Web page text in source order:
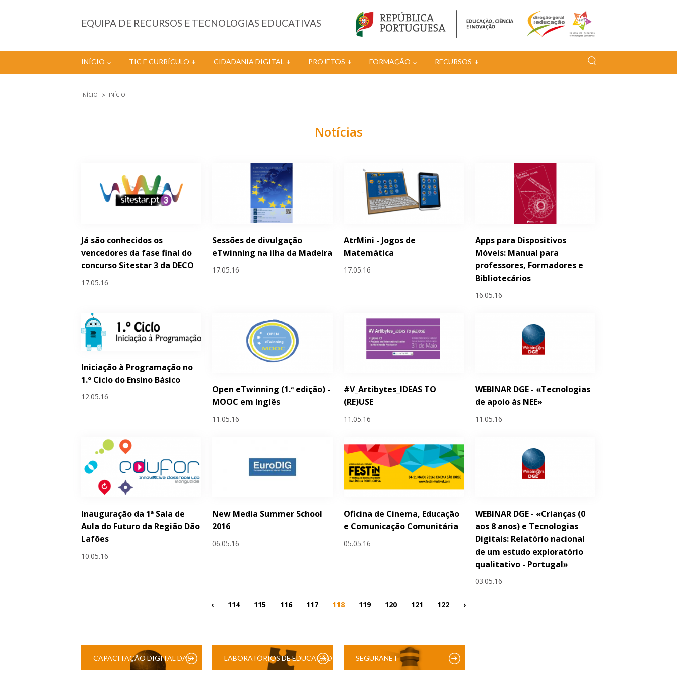
EQUIPA DE RECURSOS E TECNOLOGIAS EDUCATIVAS
INÍCIO TIC E CURRÍCULO CIDADANIA DIGITAL PROJETOS FORMAÇÃO RECURSOS
INÍCIO INÍCIO
Notícias
Já são conhecidos os
vencedores da fase final do
concurso Sitestar 3 da DECO
17.05.16
Sessões de divulgação
eTwinning na ilha da Madeira
17.05.16
AtrMini - Jogos de
Matemática
17.05.16
Apps para Dispositivos
Móveis: Manual para
professores, Formadores e
Bibliotecários
16.05.16
Iniciação à Programação no
1.º Ciclo do Ensino Básico
12.05.16
Open eTwinning (1.ª edição) -
MOOC em Inglês
11.05.16
#V_Artibytes_IDEAS TO
(RE)USE
11.05.16
WEBINAR DGE - «Tecnologias
de apoio às NEE»
11.05.16
Inauguração da 1ª Sala de
Aula do Futuro da Região Dão
Lafões
10.05.16
New Media Summer School
2016
06.05.16
Oficina de Cinema, Educação
e Comunicação Comunitária
05.05.16
WEBINAR DGE - «Crianças (0
aos 8 anos) e Tecnologias
Digitais: Relatório nacional
de um estudo exploratório
qualitativo - Portugal»
03.05.16
Páginas
‹ 114 115 116 117 118 119 120 121 122 ›
CAPACITAÇÃO DIGITAL DAS LABORATÓRIOS DE EDUCAÇÃO SEGURANET